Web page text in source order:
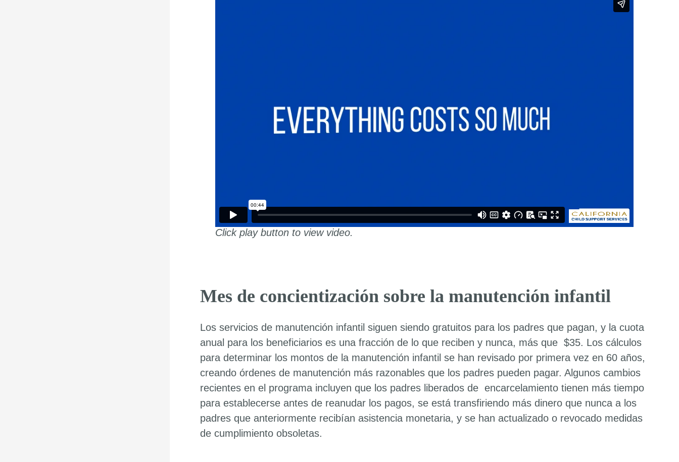
Click play button to view video.
Mes de concientización sobre la manutención infantil
Los servicios de manutención infantil siguen siendo gratuitos para los padres que pagan, y la cuota
anual para los beneficiarios es una fracción de lo que reciben y nunca, más que $35. Los cálculos
para determinar los montos de la manutención infantil se han revisado por primera vez en 60 años,
creando órdenes de manutención más razonables que los padres pueden pagar. Algunos cambios
recientes en el programa incluyen que los padres liberados de encarcelamiento tienen más tiempo
para establecerse antes de reanudar los pagos, se está transfiriendo más dinero que nunca a los
padres que anteriormente recibían asistencia monetaria, y se han actualizado o revocado medidas
de cumplimiento obsoletas.